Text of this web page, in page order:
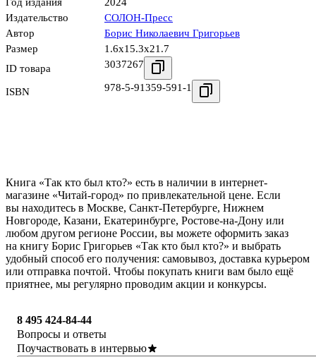
Год издания
2024
Издательство
СОЛОН-Пресс
Автор
Борис Николаевич Григорьев
Размер
1.6x15.3x21.7
ID товара
3037267
ISBN 978-5-91359-591-1
Книга «Так кто был кто?» есть в наличии в интернет-
магазине «Читай-город» по привлекательной цене. Если
вы находитесь в Москве, Санкт-Петербурге, Нижнем
Новгороде, Казани, Екатеринбурге, Ростове-на-Дону или
любом другом регионе России, вы можете оформить заказ
на книгу Борис Григорьев «Так кто был кто?» и выбрать
удобный способ его получения: самовывоз, доставка курьером
или отправка почтой. Чтобы покупать книги вам было ещё
приятнее, мы регулярно проводим акции и конкурсы.
8 495 424-84-44
Вопросы и ответы
Поучаствовать в интервью